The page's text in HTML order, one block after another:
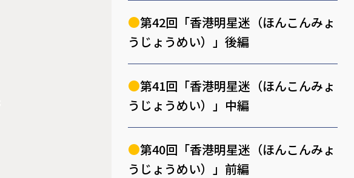
第42回「香港明星迷（ほんこんみょ
うじょうめい）」後編
第41回「香港明星迷（ほんこんみょ
うじょうめい）」中編
第40回「香港明星迷（ほんこんみょ
うじょうめい）」前編